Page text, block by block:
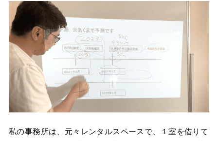
私の事務所は、元々レンタルスペースで、１室を借りて